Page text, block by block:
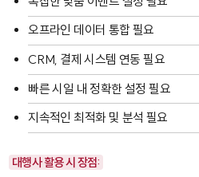
오프라인 데이터 통합 필요
CRM, 결제 시스템 연동 필요
빠른 시일 내 정확한 설정 필요
지속적인 최적화 및 분석 필요
대행사 활용 시 장점: